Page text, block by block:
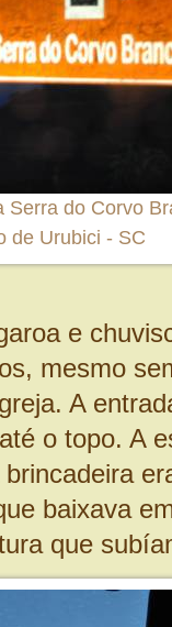
Serra do Corvo
de Urubici - SC
e
mesmo
A
o topo. A
baixava
que